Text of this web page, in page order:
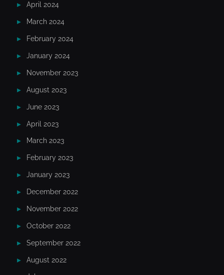
April 2024
March 2024
February 2024
January 2024
November 2023
August 2023
June 2023
April 2023
March 2023
February 2023
January 2023
December 2022
November 2022
October 2022
September 2022
August 2022